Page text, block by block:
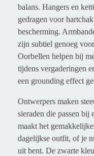
balans. Hangers en
gedragen voor
bescherming.
zijn subtiel genoeg
Oorbellen helpen bij
tijdens vergaderingen
een grounding effect
Ontwerpers maken
sieraden die passen bij
maakt het
dagelijkse outfit, of je
uit bent. De zwarte